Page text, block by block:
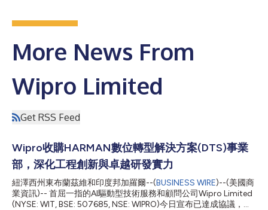
More News From
Wipro Limited
Get RSS Feed
Wipro收購HARMAN數位轉型解決方案(DTS)事業
部，深化工程創新與卓越研發實力
紐澤西州東布蘭茲維和印度邦加羅爾--(BUSINESS WIRE)--(美國商
業資訊)-- 首屈一指的AI驅動型技術服務和顧問公司Wipro Limited
(NYSE: WIT, BSE: 507685, NSE: WIPRO)今日宣布已達成協議，將